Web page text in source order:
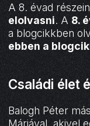
A 8. évad
elolvasni. A 8.
a blogcikkben
ebben a
Családi élet
Balogh Péter